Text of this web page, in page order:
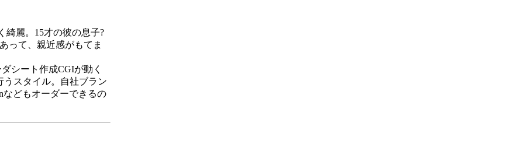
綺麗。15才の彼の息子?
って、親近感がもてま
シート作成CGIが動く
スタイル。自社ブラン
などもオーダーできるの